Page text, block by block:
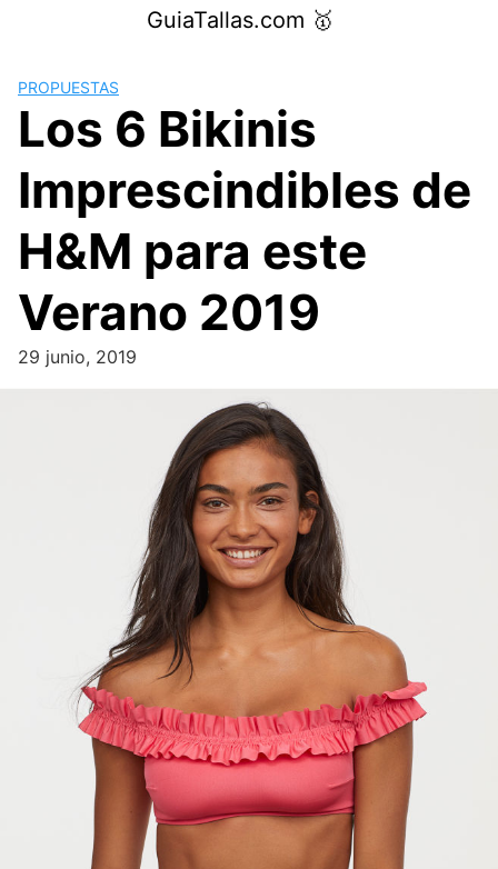
GuiaTallas.com 🥇
PROPUESTAS
Los 6 Bikinis
Imprescindibles de
H&M para este
Verano 2019
29 junio, 2019